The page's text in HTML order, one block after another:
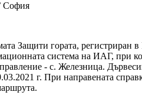
София
Защити гората,
система на ИАГ, при
- с. Железница.
г. При направената